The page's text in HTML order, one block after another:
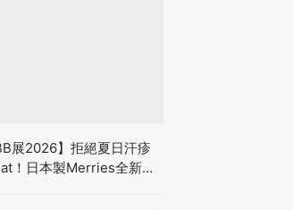
展2026】拒絕夏日汗疹
！日本製Merries全新超